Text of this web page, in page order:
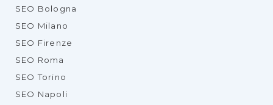
SEO Bologna
SEO Milano
SEO Firenze
SEO Roma
SEO Torino
SEO Napoli